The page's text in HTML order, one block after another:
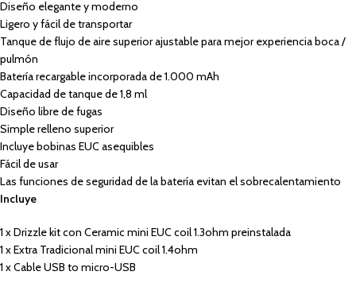
Diseño elegante y moderno
Ligero y fácil de transportar
Tanque de flujo de aire superior ajustable para mejor experiencia boca /
pulmón
Batería recargable incorporada de 1.000 mAh
Capacidad de tanque de 1,8 ml
Diseño libre de fugas
Simple relleno superior
Incluye bobinas EUC asequibles
Fácil de usar
Las funciones de seguridad de la batería evitan el sobrecalentamiento
Incluye
1 x Drizzle kit con Ceramic mini EUC coil 1.3ohm preinstalada
1 x Extra Tradicional mini EUC coil 1.4ohm
1 x Cable USB to micro-USB